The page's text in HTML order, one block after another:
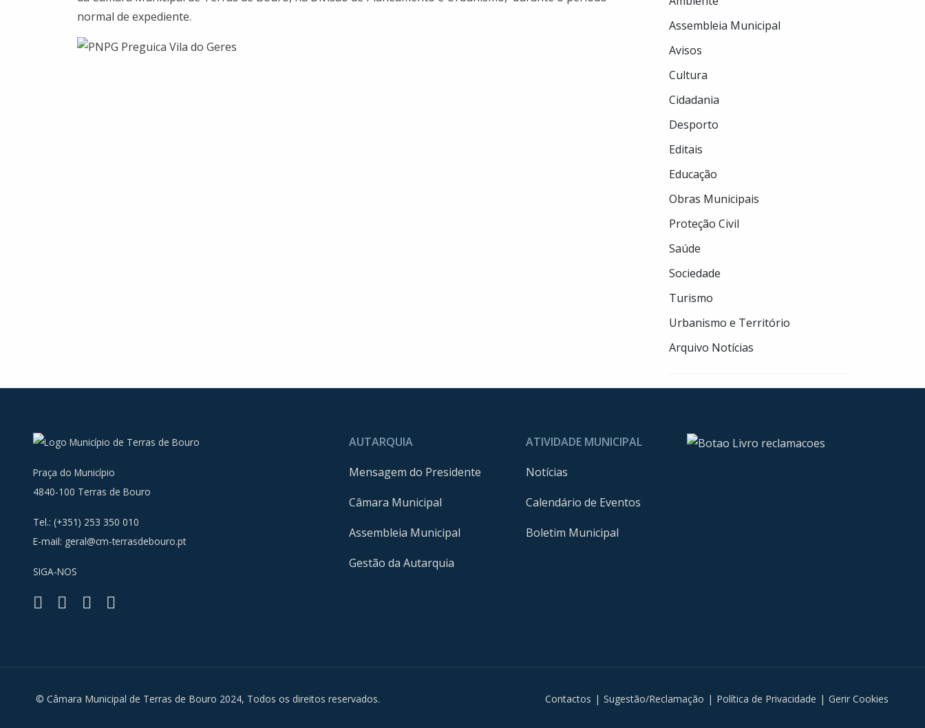
normal de expediente.
Assembleia Municipal
Avisos
Cultura
Cidadania
Desporto
Editais
Educação
Obras Municipais
Proteção Civil
Saúde
Sociedade
Turismo
Urbanismo e Território
Arquivo Notícias
Praça do Município
4840-100 Terras de Bouro
Tel.: (+351) 253 350 010
E-mail: geral@cm-terrasdebouro.pt
SIGA-NOS
Facebook
Youtube
Instagram
AUTARQUIA
Mensagem do Presidente
Câmara Municipal
Assembleia Municipal
Gestão da Autarquia
ATIVIDADE MUNICIPAL
Notícias
Calendário de Eventos
Boletim Municipal
© Câmara Municipal de Terras de Bouro 2024, Todos os direitos reservados. Contactos | Sugestão/Reclamação | Política de Privacidade | Gerir Cookies